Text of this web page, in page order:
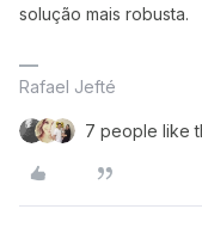
solução mais robusta.
Rafael Jefté
7 people like